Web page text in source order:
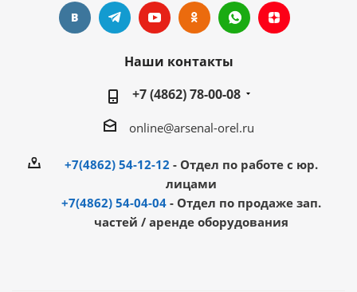
Наши контакты
+7 (4862) 78-00-08
online@arsenal-orel.ru
+7(4862) 54-12-12 - Отдел по работе с юр.
лицами
+7(4862) 54-04-04 - Отдел по продаже зап.
частей / аренде оборудования